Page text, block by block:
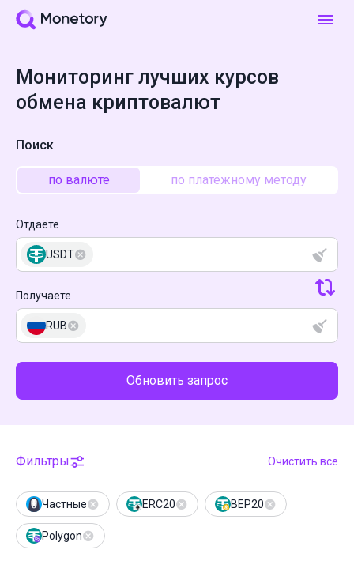
Мониторинг лучших курсов
обмена криптовалют
Поиск
по валюте по платёжному методу
Отдаёте
USDT
Получаете
RUB
Обновить запрос
Фильтры Очистить все
Частные ERC20 BEP20
Polygon